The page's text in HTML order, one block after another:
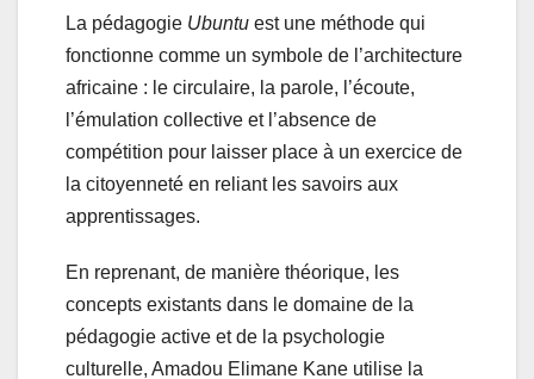
La pédagogie Ubuntu est une méthode qui
fonctionne comme un symbole de l’architecture
africaine : le circulaire, la parole, l’écoute,
l’émulation collective et l’absence de
compétition pour laisser place à un exercice de
la citoyenneté en reliant les savoirs aux
apprentissages.
En reprenant, de manière théorique, les
concepts existants dans le domaine de la
pédagogie active et de la psychologie
culturelle, Amadou Elimane Kane utilise la